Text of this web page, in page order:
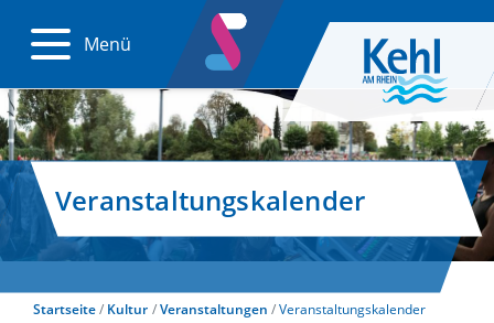
Menü
Veranstaltungskalender
Startseite Kultur Veranstaltungen Veranstaltungskalender